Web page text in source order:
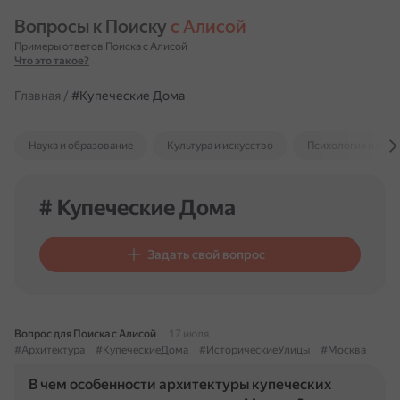
Вопросы к Поиску с Алисой
Примеры ответов Поиска с Алисой
Что это такое?
Главная / #Купеческие Дома
Наука и образование Культура и искусство Психология и
# Купеческие Дома
Задать свой вопрос
Вопрос для Поиска с Алисой
17 июля
#Архитектура
#КупеческиеДома #ИсторическиеУлицы #Москва
В чем особенности архитектуры купеческих